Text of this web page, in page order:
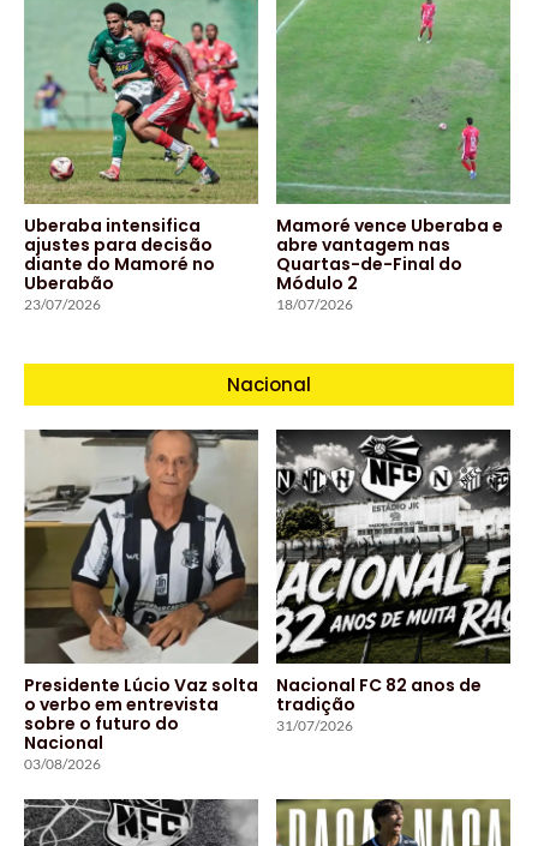
Uberaba intensifica
ajustes para decisão
diante do Mamoré no
Uberabão
23/07/2026
Mamoré vence Uberaba e
abre vantagem nas
Quartas-de-Final do
Módulo 2
18/07/2026
Nacional
Presidente Lúcio Vaz solta
o verbo em entrevista
sobre o futuro do
Nacional
03/08/2026
Nacional FC 82 anos de
tradição
31/07/2026